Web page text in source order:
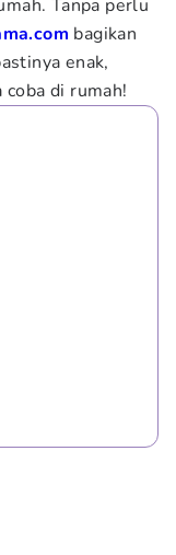
Tanpa perlu
bagikan
enak,
di rumah!